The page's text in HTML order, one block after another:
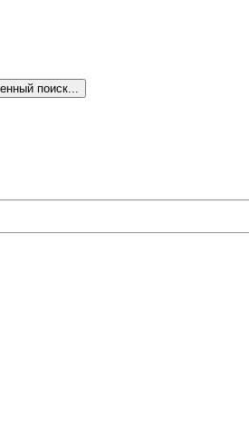
поиск...